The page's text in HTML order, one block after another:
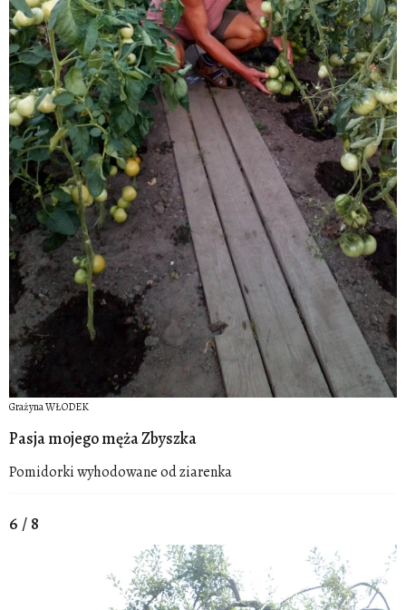
Grażyna WŁODEK
Pasja mojego męża Zbyszka
Pomidorki wyhodowane od ziarenka
6 / 8